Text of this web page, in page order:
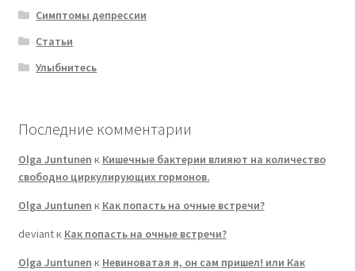
Симптомы депрессии
Статьи
Улыбнитесь
Последние комментарии
Olga Juntunen к Кишечные бактерии влияют на количество
свободно циркулирующих гормонов.
Olga Juntunen к Как попасть на очные встречи?
deviantк Как попасть на очные встречи?
Olga Juntunen к Невиноватая я, он сам пришел! или Как